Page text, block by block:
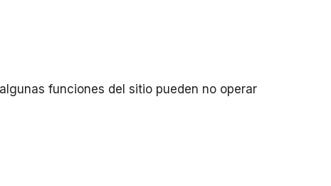
funciones del sitio pueden no operar